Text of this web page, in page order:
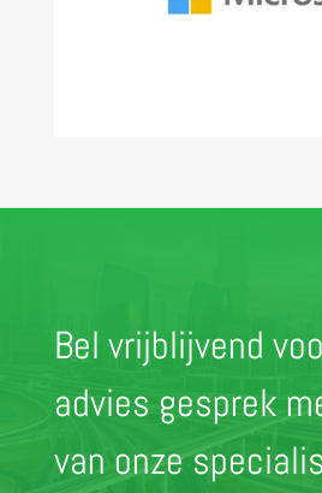
Bel vrijblijvend
advies gesprek
van onze